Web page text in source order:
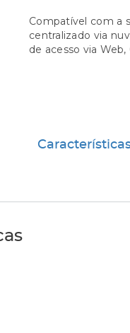
Compatível com a
centralizado via
de acesso via